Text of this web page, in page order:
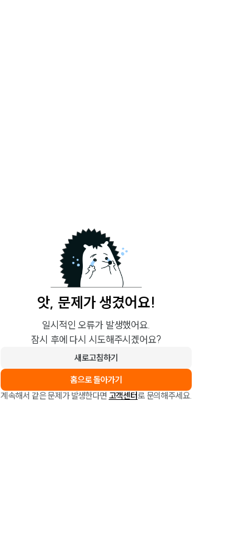
앗, 문제가 생겼어요!
일시적인 오류가 발생했어요.
잠시 후에 다시 시도해주시겠어요?
새로고침하기
홈으로 돌아가기
계속해서 같은 문제가 발생한다면 고객센터로 문의해주세요.